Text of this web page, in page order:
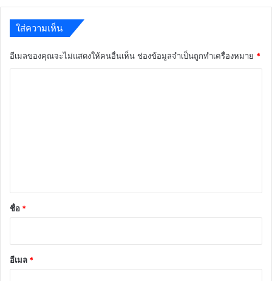
ใส่ความเห็น
อีเมลของคุณจะไม่แสดงให้คนอื่นเห็น ช่องข้อมูลจำเป็นถูกทำเครื่องหมาย *
*
ชื่อ *
อีเมล *